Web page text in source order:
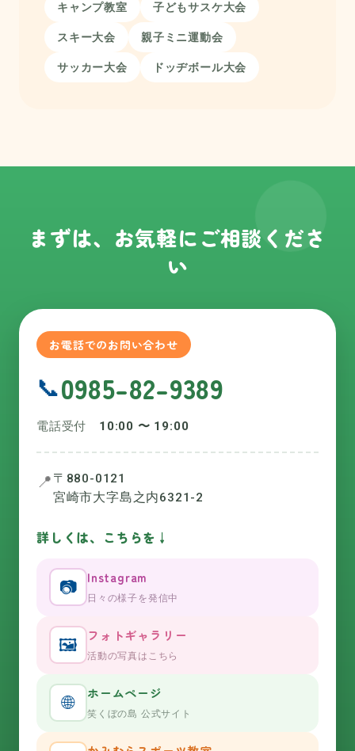
キャンプ教室 子どもサスケ大会
スキー大会 親子ミニ運動会
サッカー大会 ドッヂボール大会
まずは、お気軽にご相談くださ
い
お電話でのお問い合わせ
📞0985-82-9389
電話受付 10:00 〜 19:00
📍 〒880-0121
宮崎市大字島之内6321-2
詳しくは、こちらを ↓
📷
Instagram
日々の様子を発信中
🖼️
フォトギャラリー
活動の写真はこちら
🌐
ホームページ
笑くぼの島 公式サイト